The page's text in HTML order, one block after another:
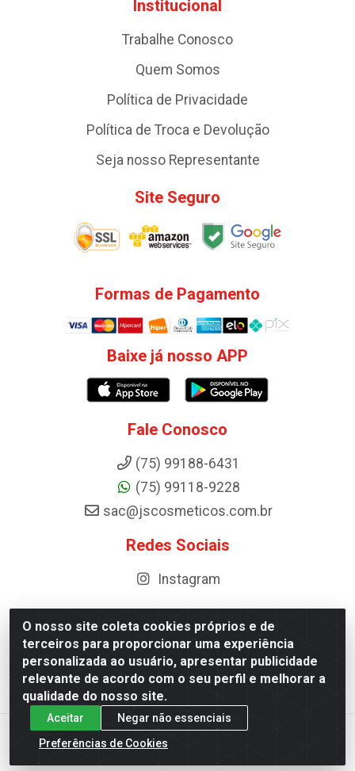
O nosso site coleta cookies próprios e de
terceiros para proporcionar uma experiência
personalizada ao usuário, apresentar publicidade
relevante de acordo com o seu perfil e melhorar a
qualidade do nosso site.
Aceitar
Negar não essenciais
Preferências de Cookies
Institucional
Trabalhe Conosco
Quem Somos
Política de Privacidade
Política de Troca e Devolução
Seja nosso Representante
Site Seguro
Formas de Pagamento
Baixe já nosso APP
Fale Conosco
(75) 99188-6431
(75) 99118-9228
sac@jscosmeticos.com.br
Redes Sociais
Instagram
Distribuidora de Cosméticos Antoneto LTDA - BA-052,
km 87 - Industrial, Ipirá - BA, 44600-000 - CNPJ
10.984.107/0001-75